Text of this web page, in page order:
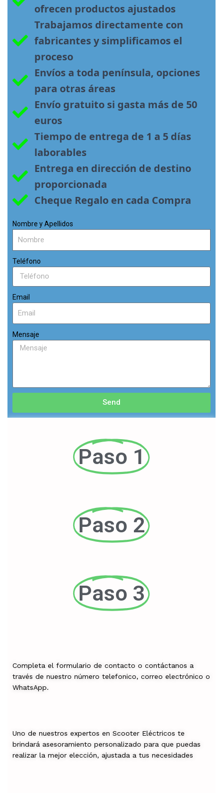
ofrecen productos ajustados
Trabajamos directamente con
fabricantes y simplificamos el
proceso
Envíos a toda península, opciones
para otras áreas
Envío gratuito si gasta más de 50
euros
Tiempo de entrega de 1 a 5 días
laborables
Entrega en dirección de destino
proporcionada
Cheque Regalo en cada Compra
Nombre y Apellidos
Teléfono
Email
Mensaje
Send
Paso 1
Paso 2
Paso 3
Completa el formulario de contacto o contáctanos a
través de nuestro número telefonico, correo electrónico o
WhatsApp.
Uno de nuestros expertos en Scooter Eléctricos te
brindará asesoramiento personalizado para que puedas
realizar la mejor elección, ajustada a tus necesidades